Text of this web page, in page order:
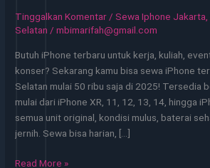
Tinggalkan Komentar / Sewa Iphone Jakarta
Selatan /mbimarifah@gmail.com
Butuh iPhone terbaru untuk kerja, kuliah,
konser? Sekarang kamu bisa sewa iPhone
Selatan mulai 50 ribu saja di 2025! Tersedia
mulai dari iPhone XR, 11, 12, 13, 14, hingga
semua unit original, kondisi mulus, baterai
jernih. Sewa bisa harian, […]
Sewa
Read More »